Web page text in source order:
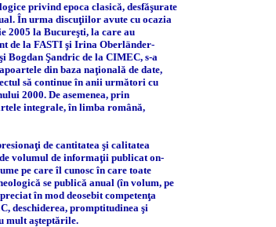
privind epoca clasică, desfăşurate
În urma discuţiilor avute cu ocazia
2005 la Bucureşti, la care au
de la FASTI şi Irina Oberländer-
Bogdan Şandric de la CIMEC, s-a
din baza naţională de date,
să continue în anii următori cu
2000. De asemenea, prin
integrale, în limba română,
de cantitatea şi calitatea
volumul de informaţii publicat on-
pe care îl cunosc în care toate
se publică anual (în volum, pe
în mod deosebit competenţa
deschiderea, promptitudinea şi
mult aşteptările.